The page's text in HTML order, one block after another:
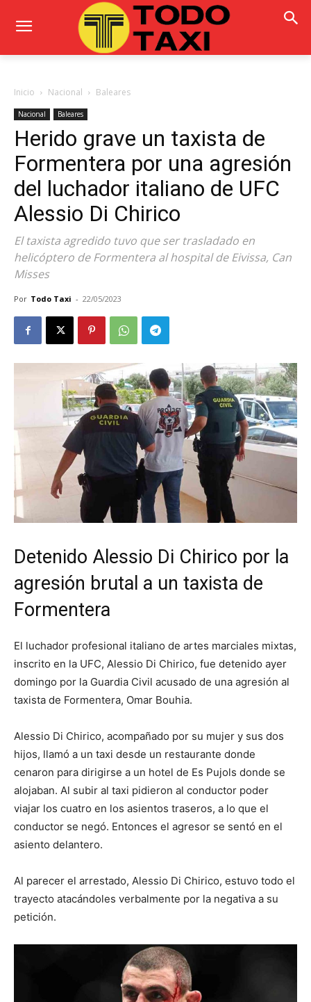
Inicio Nacional Baleares
Nacional Baleares
Herido grave un taxista de
Formentera por una agresión
del luchador italiano de UFC
Alessio Di Chirico
El taxista agredido tuvo que ser trasladado en
helicóptero de Formentera al hospital de Eivissa, Can
Misses
Por Todo Taxi - 22/05/2023
Detenido Alessio Di Chirico por la
agresión brutal a un taxista de
Formentera
El luchador profesional italiano de artes marciales mixtas,
inscrito en la UFC, Alessio Di Chirico, fue detenido ayer
domingo por la Guardia Civil acusado de una agresión al
taxista de Formentera, Omar Bouhia.
Alessio Di Chirico, acompañado por su mujer y sus dos
hijos, llamó a un taxi desde un restaurante donde
cenaron para dirigirse a un hotel de Es Pujols donde se
alojaban. Al subir al taxi pidieron al conductor poder
viajar los cuatro en los asientos traseros, a lo que el
conductor se negó. Entonces el agresor se sentó en el
asiento delantero.
Al parecer el arrestado, Alessio Di Chirico, estuvo todo el
trayecto atacándoles verbalmente por la negativa a su
petición.